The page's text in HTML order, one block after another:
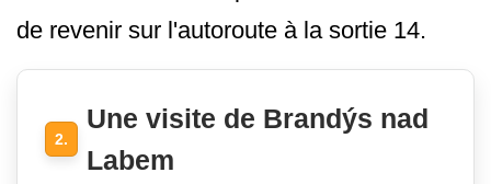
de revenir sur l'autoroute à la sortie 14.
2.
Une visite de Brandýs nad
Labem